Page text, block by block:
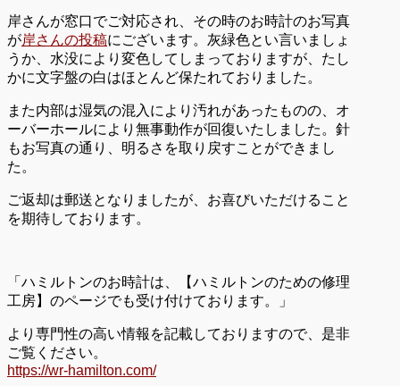
岸さんが窓口でご対応され、その時のお時計のお写真
が岸さんの投稿にございます。灰緑色とい言いましょ
うか、水没により変色してしまっておりますが、たし
かに文字盤の白はほとんど保たれておりました。
また内部は湿気の混入により汚れがあったものの、オ
ーバーホールにより無事動作が回復いたしました。針
もお写真の通り、明るさを取り戻すことができまし
た。
ご返却は郵送となりましたが、お喜びいただけること
を期待しております。
「ハミルトンのお時計は、【ハミルトンのための修理
工房】のページでも受け付けております。」
より専門性の高い情報を記載しておりますので、是非
ご覧ください。
https://wr-hamilton.com/